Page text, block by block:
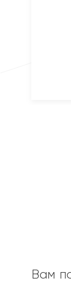
Вам